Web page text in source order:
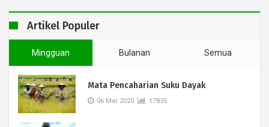
Artikel Populer
Mingguan Bulanan Semua
Mata Pencaharian Suku Dayak
06 Mar 2020 17835